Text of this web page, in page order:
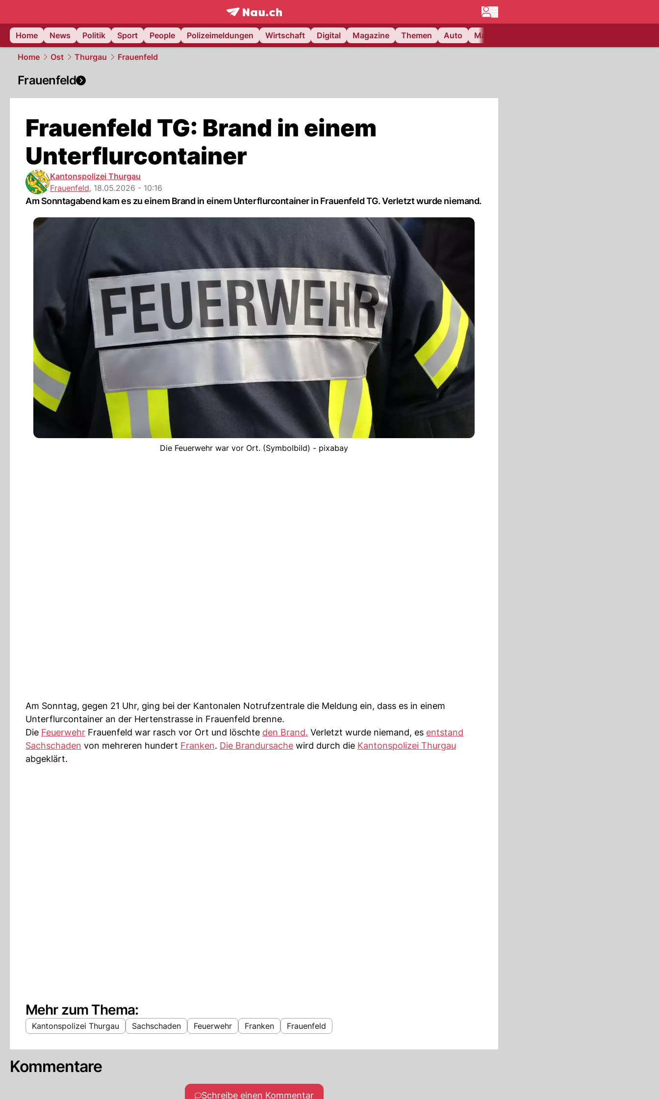
frontpage.NAU.ch
Home
News Politik Sport People Polizeimeldungen Wirtschaft Digital Magazine Themen Auto Matchcenter
Home Ost Thurgau Frauenfeld
Frauenfeld
Frauenfeld TG: Brand in einem
Unterflurcontainer
Kantonspolizei Thurgau
Frauenfeld, 18.05.2026 - 10:16
Am Sonntagabend kam es zu einem Brand in einem Unterflurcontainer in Frauenfeld TG. Verletzt wurde niemand.
Die Feuerwehr war vor Ort. (Symbolbild) - pixabay
Am Sonntag, gegen 21 Uhr, ging bei der Kantonalen Notrufzentrale die Meldung ein, dass es in einem
Unterflurcontainer an der Hertenstrasse in Frauenfeld brenne.
Die Feuerwehr Frauenfeld war rasch vor Ort und löschte den Brand. Verletzt wurde niemand, es entstand
Sachschaden von mehreren hundert Franken. Die Brandursache wird durch die Kantonspolizei Thurgau
abgeklärt.
Mehr zum Thema:
Kantonspolizei Thurgau Sachschaden Feuerwehr Franken Frauenfeld
Kommentare
Schreibe einen Kommentar